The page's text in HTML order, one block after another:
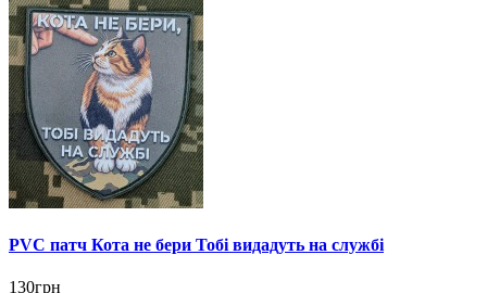
PVC патч Кота не бери Тобі видадуть на службі
130грн